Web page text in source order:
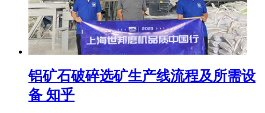
铝矿石破碎选矿生产线流程及所需设
备 知乎